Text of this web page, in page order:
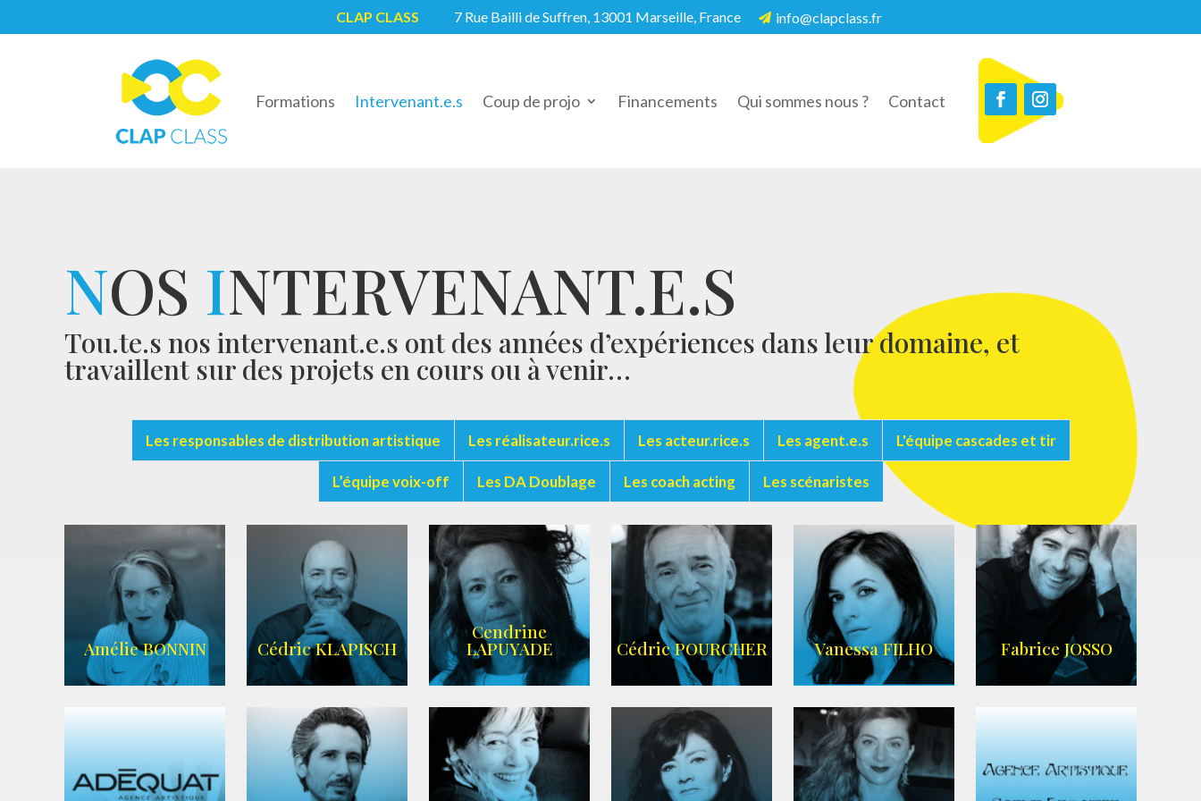
CLAP CLASS 7 Rue Bailli de Suffren, 13001 Marseille, France  info@clapclass.fr
Formations Intervenant.e.s Coup de projo Financements Qui sommes nous ? Contact
NOS INTERVENANT.E.S
Tou.te.s nos intervenant.e.s ont des années d’expériences dans leur domaine, et
travaillent sur des projets en cours ou à venir…
Les responsables de distribution artistique Les réalisateur.rice.s Les acteur.rice.s Les agent.e.s L'équipe cascades et tir
L’équipe voix-off Les DA Doublage Les coach acting Les scénaristes
Amélie BONNIN
WIKIPEDIA
|
SITE OFFICIEL|
Cédric KLAPISCH
Cendrine
LAPUYADE Cédric POURCHER
AGENCE ARC-
Vanessa FILHO Fabrice JOSSO